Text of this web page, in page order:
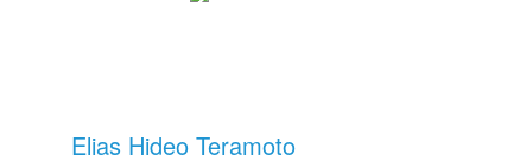
Elias Hideo Teramoto